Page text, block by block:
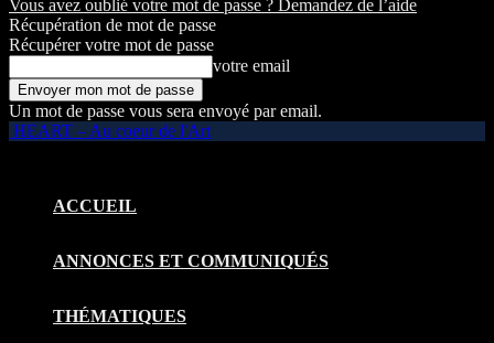
Vous avez oublié votre mot de passe ? Demandez de l’aide
Récupération de mot de passe
Récupérer votre mot de passe
votre email
Un mot de passe vous sera envoyé par email.
HEART – Au coeur de l'Art
ACCUEIL
ANNONCES ET COMMUNIQUÉS
THÉMATIQUES